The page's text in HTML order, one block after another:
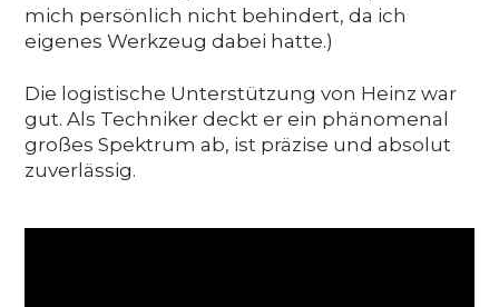
mich persönlich nicht behindert, da ich
eigenes Werkzeug dabei hatte.)
Die logistische Unterstützung von Heinz war
gut. Als Techniker deckt er ein phänomenal
großes Spektrum ab, ist präzise und absolut
zuverlässig.